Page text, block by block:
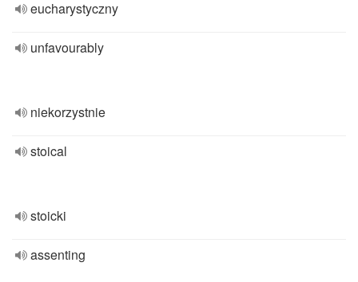
eucharystyczny
unfavourably
niekorzystnie
stoical
stoicki
assenting